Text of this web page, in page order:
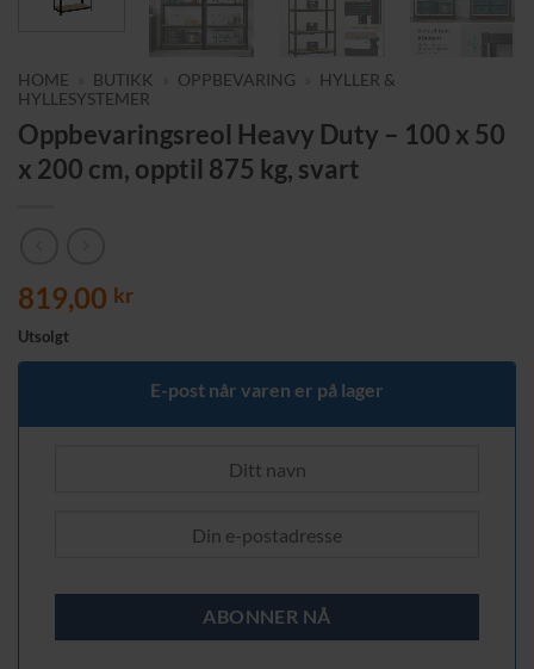
HOME BUTIKK OPPBEVARING
HYLLER &
HYLLESYSTEMER
Oppbevaringsreol Heavy Duty – 100 x 50
x 200 cm, opptil 875 kg, svart
819,00 kr
Utsolgt
E-post når varen er på lager